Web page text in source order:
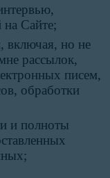
на Сайте;
включая, но не
рассылок,
писем,
обработки
и полноты